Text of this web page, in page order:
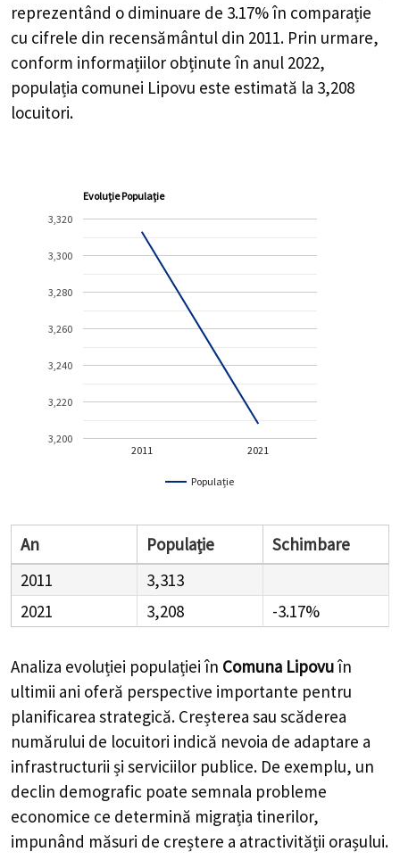
reprezentând o diminuare de 3.17%în comparație
cu cifrele din recensământul din 2011. Prin urmare,
conform informațiilor obținute în anul 2022,
populația comunei Lipovu este estimată la 3,208
locuitori.
Evoluție Populație
Populație
2011 2021
3,200
3,220
3,240
3,260
3,280
3,300
3,320
An Populație
Schimbare
2011
3,313
2021
3,208 -3.17%
Analiza evoluției populației în Comuna Lipovuîn
ultimii ani oferă perspective importante pentru
planificarea strategică. Creșterea sau scăderea
numărului de locuitori indică nevoia de adaptare a
infrastructurii și serviciilor publice. De exemplu, un
declin demografic poate semnala probleme
economice ce determină migrația tinerilor,
impunând măsuri de creștere a atractivității orașului.